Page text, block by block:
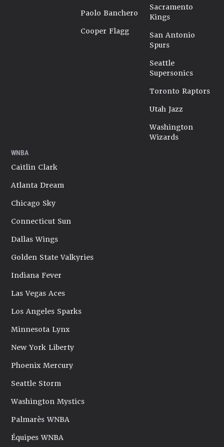
Paolo Banchero
Cooper Flagg
Sacramento
Kings
San Antonio
Spurs
Seattle
Supersonics
Toronto Raptors
Utah Jazz
Washington
Wizards
WNBA
Caitlin Clark
Atlanta Dream
Chicago Sky
Connecticut Sun
Dallas Wings
Golden State Valkyries
Indiana Fever
Las Vegas Aces
Los Angeles Sparks
Minnesota Lynx
New York Liberty
Phoenix Mercury
Seattle Storm
Washington Mystics
Palmarès WNBA
Équipes WNBA